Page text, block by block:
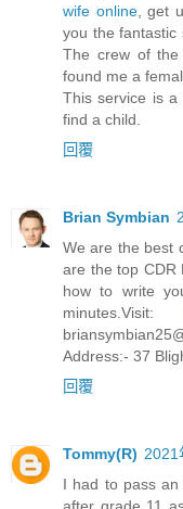
wife online, get
you the fantastic
The crew of
found me a
This service is
find a child.
回覆
Brian Symbian
We are the best
are the top CDR
how to write
minutes.Visit:
Address:- 37
回覆
Tommy(R) 2021
I had to pass
after grade 11